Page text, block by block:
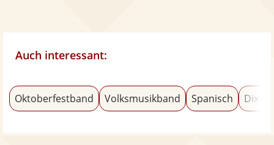
Auch interessant:
Oktoberfestband Volksmusikband Spanisch